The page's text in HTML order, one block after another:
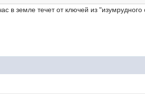
в земле течет от ключей из "изумрудного